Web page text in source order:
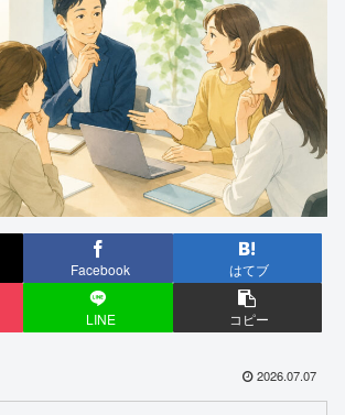
Facebook はてブ
LINE コピー
2026.07.07